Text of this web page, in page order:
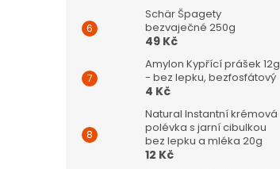
Schär Špagety
bezvaječné 250g
49 Kč
Amylon Kypřící prášek 12g
- bez lepku, bezfosfátový
4 Kč
Natural Instantní krémová
polévka s jarní cibulkou
bez lepku a mléka 20g
12 Kč